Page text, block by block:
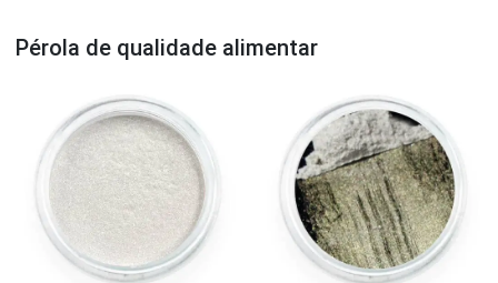
Pérola de qualidade alimentar